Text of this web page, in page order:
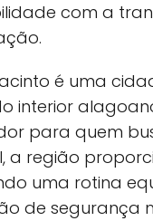
com a
é uma
interior
para quem
a região
uma rotina
de segurança